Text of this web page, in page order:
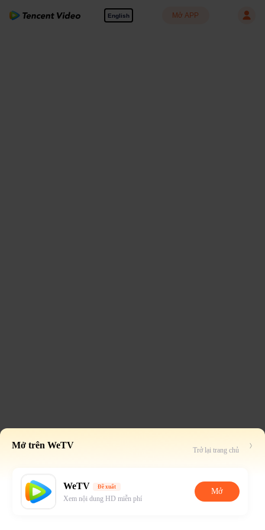
English Mở APP
Mở trên WeTV Trở lại trang chủ
WeTV Đề xuất
Xem nội dung HD miễn phí
Mở